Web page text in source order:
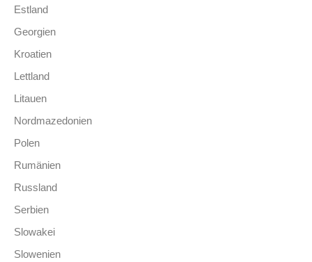
Estland
Georgien
Kroatien
Lettland
Litauen
Nordmazedonien
Polen
Rumänien
Russland
Serbien
Slowakei
Slowenien